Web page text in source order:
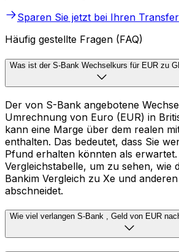
Sparen Sie jetzt bei Ihren
Häufig gestellte Fragen (FAQ)
Was ist der S-Bank Wechselkurs für EUR zu
Der von S-Bank angebotene
Umrechnung von Euro (EUR) in
kann eine Marge über dem realen
enthalten. Das bedeutet, dass Sie
Pfund erhalten könnten als
Vergleichstabelle, um zu sehen, wie
Bankim Vergleich zu Xe und
abschneidet.
Wie viel verlangen S-Bank , Geld von EUR